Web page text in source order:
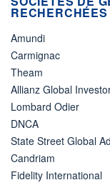
Amundi
Carmignac
Theam
Allianz Global
Lombard Odier
DNCA
State Street Global
Candriam
Fidelity International